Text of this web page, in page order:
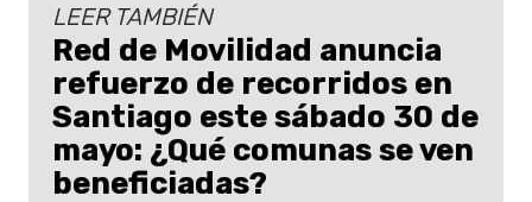
LEER TAMBIÉN
Red de Movilidad anuncia
refuerzo de recorridos en
Santiago este sábado 30 de
mayo: ¿Qué comunas se ven
beneficiadas?